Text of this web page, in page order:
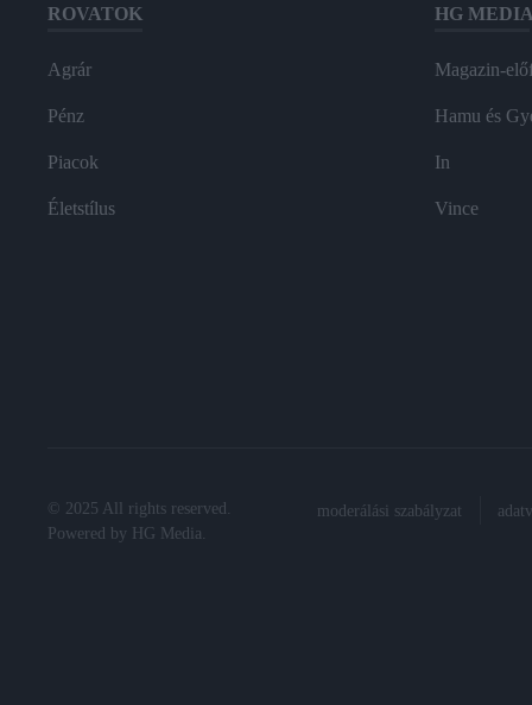
ROVATOK
Agrár
Pénz
Piacok
Életstílus
HG MEDIA
Magazin-
Hamu és
In
Vince
© 2025 All rights reserved.
Powered by
HG Media.
moderálási szabályzat